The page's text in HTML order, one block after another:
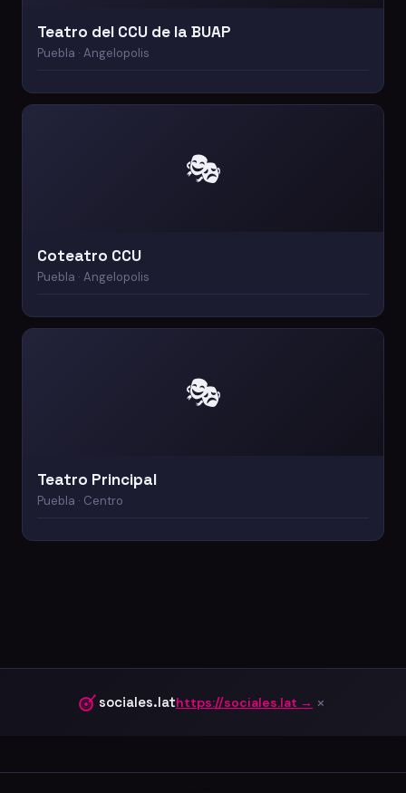
Teatro del CCU de la BUAP
Puebla · Angelopolis
🎭
Coteatro CCU
Puebla · Angelopolis
🎭
Teatro Principal
Puebla · Centro
sociales.lathttps://sociales.lat → ×